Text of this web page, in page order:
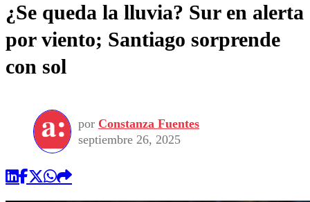
¿Se queda la lluvia? Sur en alerta
por viento; Santiago sorprende
con sol
por Constanza Fuentes
septiembre 26, 2025